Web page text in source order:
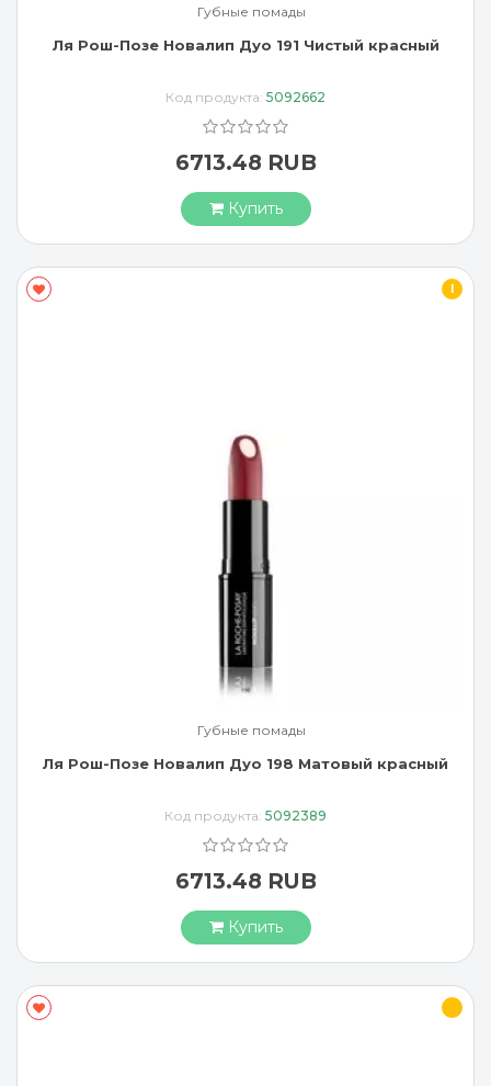
Губные помады
Ля Рош-Позе Новалип Дуо 191 Чистый красный
Код продукта: 5092662
6713.48 RUB
Купить
I
Губные помады
Ля Рош-Позе Новалип Дуо 198 Матовый красный
Код продукта: 5092389
6713.48 RUB
Купить